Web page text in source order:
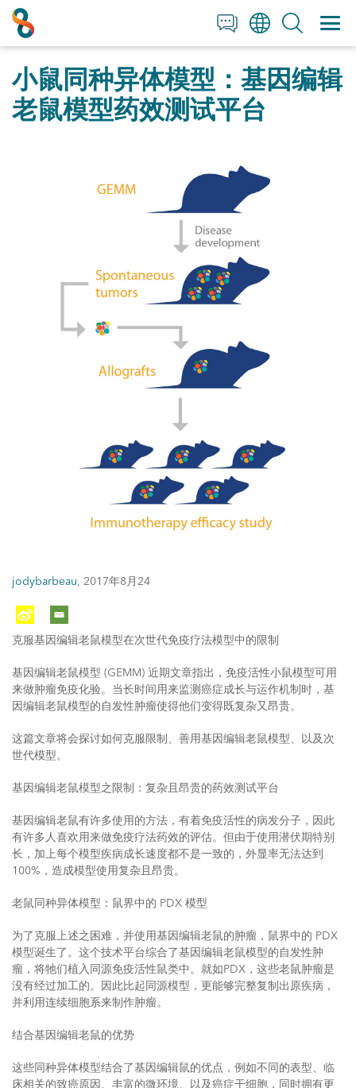
English
日本語
简体中文
+1 858 622 2900
All Contact Information
小鼠同种异体模型：基因编辑
老鼠模型药效测试平台
jodybarbeau, 2017年8月24
克服基因编辑老鼠模型在次世代免疫疗法模型中的限制
基因编辑老鼠模型 (GEMM) 近期文章指出，免疫活性小鼠模型可用
来做肿瘤免疫化验。当长时间用来监测癌症成长与运作机制时，基
因编辑老鼠模型的自发性肿瘤使得他们变得既复杂又昂贵。
这篇文章将会探讨如何克服限制、善用基因编辑老鼠模型、以及次
世代模型。
基因编辑老鼠模型之限制：复杂且昂贵的药效测试平台
基因编辑老鼠有许多使用的方法，有着免疫活性的病发分子，因此
有许多人喜欢用来做免疫疗法药效的评估。但由于使用潜伏期特别
长，加上每个模型疾病成长速度都不是一致的，外显率无法达到
100%，造成模型使用复杂且昂贵。
老鼠同种异体模型：鼠界中的 PDX 模型
为了克服上述之困难，并使用基因编辑老鼠的肿瘤，鼠界中的 PDX
模型诞生了。这个技术平台综合了基因编辑老鼠模型的自发性肿
瘤，将牠们植入同源免疫活性鼠类中。就如PDX，这些老鼠肿瘤是
没有经过加工的。因此比起同源模型，更能够完整复制出原疾病，
并利用连续细胞系来制作肿瘤。
结合基因编辑老鼠的优势
这些同种异体模型结合了基因编辑鼠的优点，例如不同的表型、临
床相关的致癌原因、丰富的微环境、以及癌症干细胞，同时拥有更